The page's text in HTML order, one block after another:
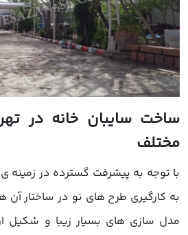
ساخت سایبان خانه در
مختلف
با توجه به پیشرفت گسترده در
به کارگیری طرح های نو در ساختار آن
مدل سازی های بسیار زیبا و شکیل